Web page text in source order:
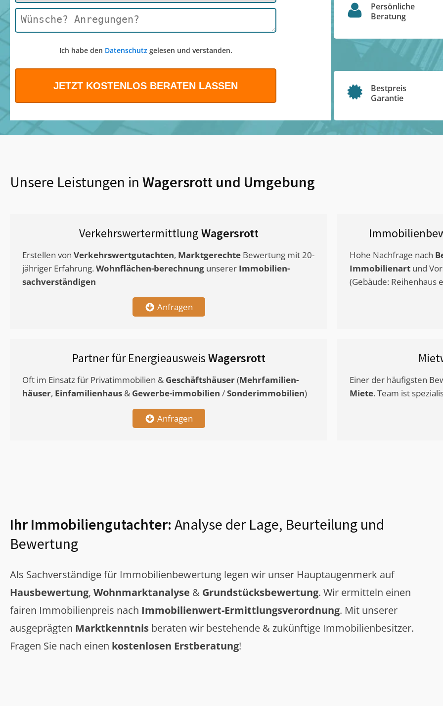
Ich habe den Datenschutzgelesen und verstanden.
Persönliche
Beratung
Bestpreis
Garantie
Unsere Leistungen in Wagersrott und Umgebung
VerkehrswertermittlungWagersrott
Erstellen von Verkehrswertgutachten, Marktgerechte Bewertung mit 20-
jähriger Erfahrung. Wohnflächen-berechnung unserer Immobilien-
sachverständigen
Anfragen
Hohe Nachfrage nach
Immobilienart und
(Gebäude: Reihenhaus
Partner für EnergieausweisWagersrott
Oft im Einsatz für Privatimmobilien & Geschäftshäuser(Mehrfamilien-
häuser, Einfamilienhaus & Gewerbe-immobilien /Sonderimmobilien)
Anfragen
Einer der häufigsten
Miete. Team ist
Ihr Immobiliengutachter: Analyse der Lage, Beurteilung und
Bewertung
Als Sachverständige für Immobilienbewertung legen wir unser Hauptaugenmerk auf
Hausbewertung, Wohnmarktanalyse & Grundstücksbewertung. Wir ermitteln einen
fairen Immobilienpreis nach Immobilienwert-Ermittlungsverordnung. Mit unserer
ausgeprägten Marktkenntnis beraten wir bestehende & zukünftige Immobilienbesitzer.
Fragen Sie nach einen kostenlosen Erstberatung!